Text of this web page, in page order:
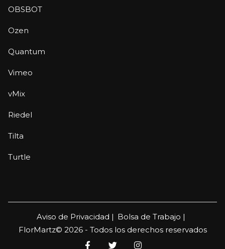
OBSBOT
Ozen
Quantum
Vimeo
vMix
Riedel
Tilta
Turtle
Aviso de Privacidad | Bolsa de Trabajo |
FlorMartz© 2026 - Todos los derechos reservados